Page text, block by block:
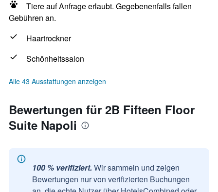
Tiere auf Anfrage erlaubt. Gegebenenfalls fallen
Gebühren an.
Haartrockner
Schönheitssalon
Alle 43 Ausstattungen anzeigen
Bewertungen für 2B Fifteen Floor
Suite Napoli
100 % verifiziert. Wir sammeln und zeigen
Bewertungen nur von verifizierten Buchungen